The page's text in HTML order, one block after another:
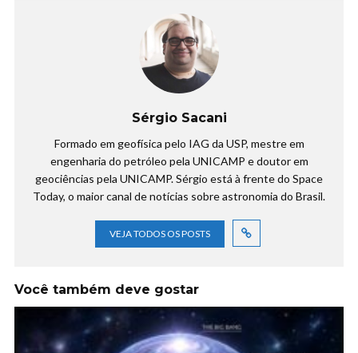
Sérgio Sacani
Formado em geofísica pelo IAG da USP, mestre em
engenharia do petróleo pela UNICAMP e doutor em
geociências pela UNICAMP. Sérgio está à frente do Space
Today, o maior canal de notícias sobre astronomia do Brasil.
VEJA TODOS OS POSTS
Você também deve gostar